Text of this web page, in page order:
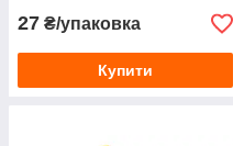
27 ₴/упаковка
Купити